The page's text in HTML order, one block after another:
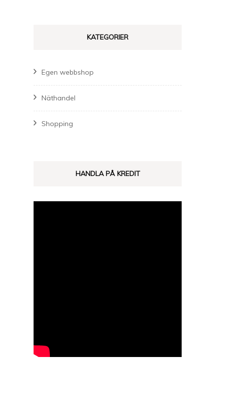
KATEGORIER
Egen webbshop
Näthandel
Shopping
HANDLA PÅ KREDIT